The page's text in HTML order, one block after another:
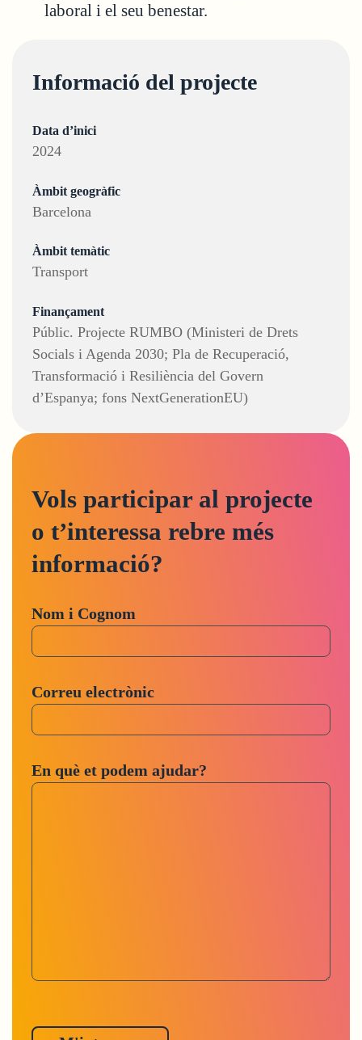
laboral i el seu benestar.
Informació del projecte
Data d’inici
2024
Àmbit geogràfic
Barcelona
Àmbit temàtic
Transport
Finançament
Públic. Projecte RUMBO (Ministeri de Drets
Socials i Agenda 2030; Pla de Recuperació,
Transformació i Resiliència del Govern
d’Espanya; fons NextGenerationEU)
Vols participar al projecte
o t’interessa rebre més
informació?
Nom i Cognom
Correu electrònic
En què et podem ajudar?